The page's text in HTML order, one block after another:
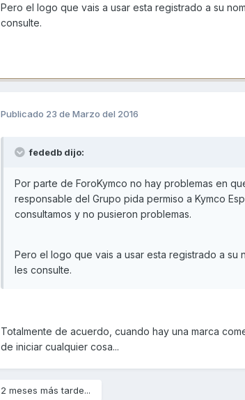
Pero el logo que vais a usar esta registrado a su
consulte.
Publicado 23 de Marzo del 2016
fededb dijo:
Por parte de ForoKymco no hay problemas en
responsable del Grupo pida permiso a Kymco
consultamos y no pusieron problemas.
Pero el logo que vais a usar esta registrado a
les consulte.
Totalmente de acuerdo, cuando hay una marca
de iniciar cualquier cosa...
2 meses más tarde...